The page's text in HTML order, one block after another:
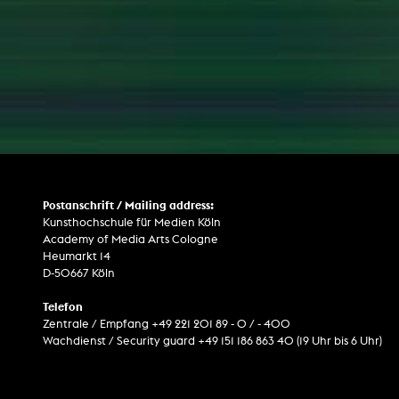
Postanschrift / Mailing address:
Kunsthochschule für Medien Köln
Academy of Media Arts Cologne
Heumarkt 14
D-50667 Köln
Telefon
Zentrale / Empfang +49 221 201 89 - 0 / - 400
Wachdienst / Security guard +49 151 186 863 40 (19 Uhr bis 6 Uhr)